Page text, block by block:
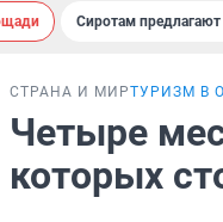
Сиротам
СТРАНА И МИРТУРИЗМ В
Четыре
которых